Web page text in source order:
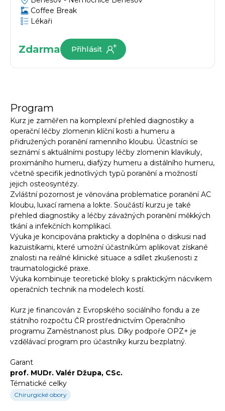
Coffee Break
Lékaři
Zdarma Přihlásit
Program
Kurz je zaměřen na komplexní přehled diagnostiky a
operační léčby zlomenin klíční kosti a humeru a
přidružených poranění ramenního kloubu. Účastníci se
seznámí s aktuálními postupy léčby zlomenin klavikuly,
proximáního humeru, diafýzy humeru a distálního humeru,
včetně specifik jednotlivých typů poranění a možností
jejich osteosyntézy.
Zvláštní pozornost je věnována problematice poranění AC
kloubu, luxací ramena a lokte. Součástí kurzu je také
přehled diagnostiky a léčby závažných poranění měkkých
tkání a infekčních komplikací.
Výuka je koncipována prakticky a doplněna o diskusi nad
kazuistikami, které umožní účastníkům aplikovat získané
znalosti na reálné klinické situace a sdílet zkušenosti z
traumatologické praxe.
Výuka kombinuje teoretické bloky s praktickým nácvikem
operačních technik na modelech kostí.
Kurz je financován z Evropského sociálního fondu a ze
státního rozpočtu ČR prostřednictvím Operačního
programu Zaměstnanost plus. Díky podpoře OPZ+ je
vzdělávací program pro účastníky kurzu bezplatný.
Garant
prof. MUDr. Valér Džupa, CSc.
Tématické celky
Chirurgické obory